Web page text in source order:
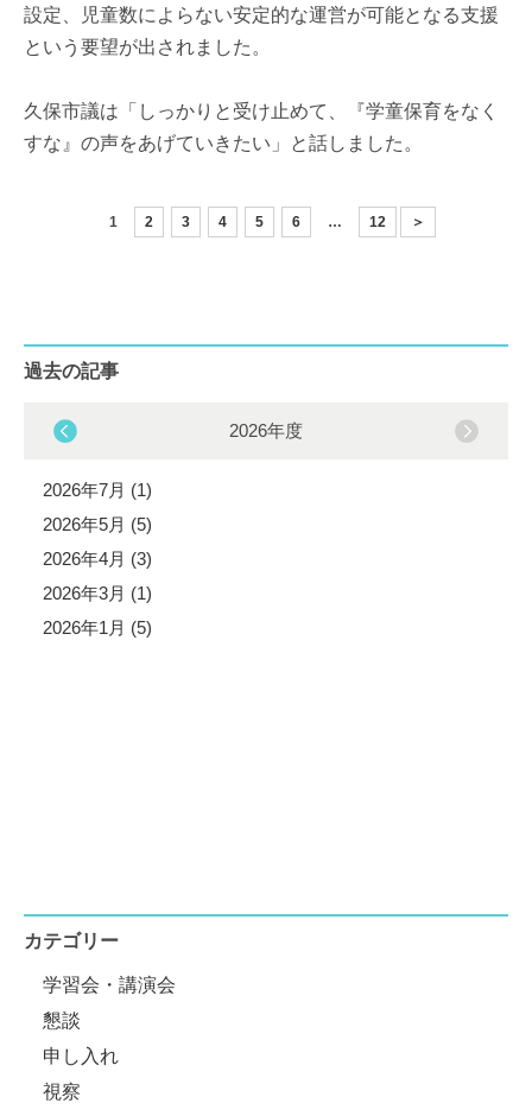
設定、児童数によらない安定的な運営が可能となる支援
という要望が出されました。
久保市議は「しっかりと受け止めて、『学童保育をなく
すな』の声をあげていきたい」と話しました。
1 2 3 4 5 6 … 12 ＞
過去の記事
2026年度
2026年7月 (1)
2026年5月 (5)
2026年4月 (3)
2026年3月 (1)
2026年1月 (5)
カテゴリー
学習会・講演会
懇談
申し入れ
視察